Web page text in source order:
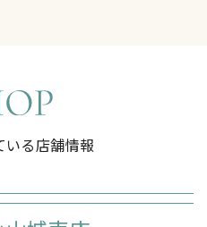
る店舗情報